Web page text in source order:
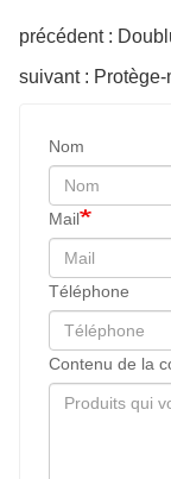
suivant :
Nom
Mail
Téléphone
Contenu de la